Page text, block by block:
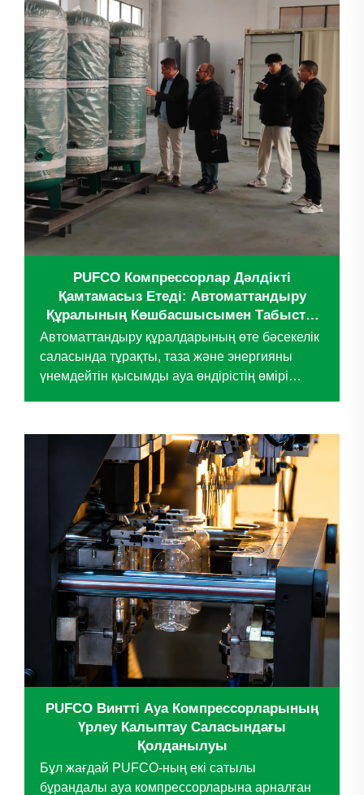
PUFCO Компрессорлар Дәлдікті
Қамтамасыз Етеді: Автоматтандыру
Құралының Көшбасшысымен Табысты
Жұмыс
Автоматтандыру құралдарының өте бәсекелік
саласында тұрақты, таза және энергияны
үнемдейтін қысымды ауа өндірістің өмірі
шығындарды бақылауға тікелей әсер етеді.
Алдағы кезде танымал ...
PUFCO Винтті Ауа Компрессорларының
Үрлеу Калыптау Саласындағы
Қолданылуы
Бұл жағдай PUFCO-ның екі сатылы
бұрандалы ауа компрессорларына арналған